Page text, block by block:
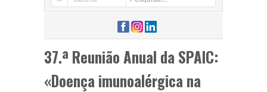
37.ª Reunião Anual da SPAIC:
«Doença imunoalérgica na